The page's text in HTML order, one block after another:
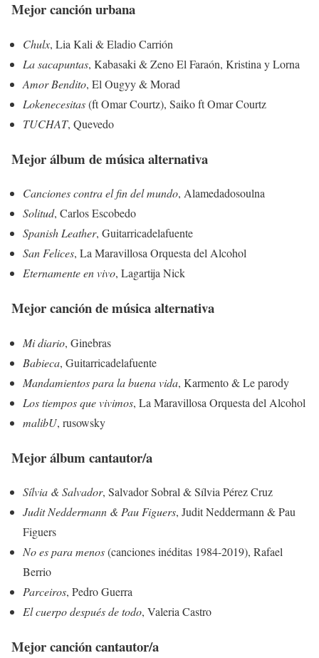
Mejor canción urbana
Chulx, Lia Kali & Eladio Carrión
La sacapuntas, Kabasaki & Zeno El Faraón, Kristina y Lorna
Amor Bendito, El Ougyy & Morad
Lokenecesitas(ft Omar Courtz), Saiko ft Omar Courtz
TUCHAT, Quevedo
Mejor álbum de música alternativa
Canciones contra el fin del mundo, Alamedadosoulna
Solitud, Carlos Escobedo
Spanish Leather, Guitarricadelafuente
San Felices, La Maravillosa Orquesta del Alcohol
Eternamente en vivo, Lagartija Nick
Mejor canción de música alternativa
Mi diario, Ginebras
Babieca, Guitarricadelafuente
Mandamientos para la buena vida, Karmento & Le parody
Los tiempos que vivimos, La Maravillosa Orquesta del Alcohol
malibU, rusowsky
Mejor álbum cantautor/a
Sílvia & Salvador, Salvador Sobral & Sílvia Pérez Cruz
Judit Neddermann & Pau Figuers, Judit Neddermann & Pau
Figuers
No es para menos(canciones inéditas 1984-2019), Rafael
Berrio
Parceiros, Pedro Guerra
El cuerpo después de todo, Valeria Castro
Mejor canción cantautor/a